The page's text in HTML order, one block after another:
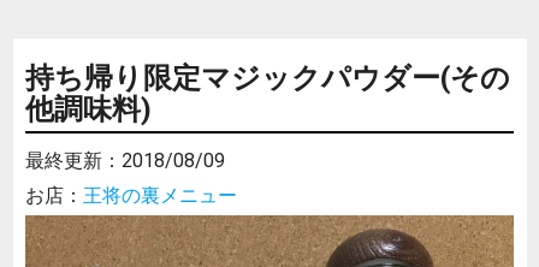
持ち帰り限定マジックパウダー(その
他調味料)
最終更新： 2018/08/09
お店： 王将の裏メニュー